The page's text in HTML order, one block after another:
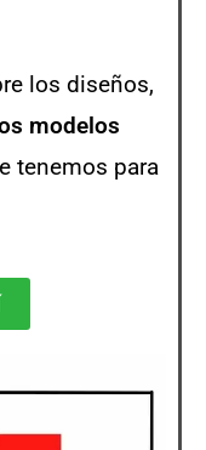
los diseños,
modelos
tenemos para